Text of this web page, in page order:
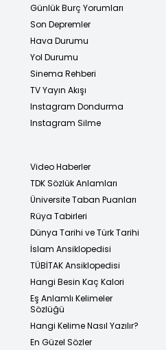
Günlük Burç Yorumları
Son Depremler
Hava Durumu
Yol Durumu
Sinema Rehberi
TV Yayın Akışı
Instagram Dondurma
Instagram Silme
Video Haberler
TDK Sözlük Anlamları
Üniversite Taban Puanları
Rüya Tabirleri
Dünya Tarihi ve Türk Tarihi
İslam Ansiklopedisi
TÜBİTAK Ansiklopedisi
Hangi Besin Kaç Kalori
Eş Anlamlı Kelimeler
Sözlüğü
Hangi Kelime Nasıl Yazılır?
En Güzel Sözler